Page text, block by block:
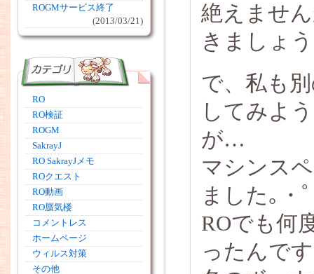
ROGMサービス終了
(2013/03/21)
RO
RO検証
ROGM
SakrayJ
RO SakrayJメモ
ROクエスト
RO動画
RO蜃気楼
コメントレス
ホームページ
ウィルス対策
その他
絶えませ
きましょ
で、私も
してみよ
が…
マシンス
ました｡・
ROでも何
ったんで